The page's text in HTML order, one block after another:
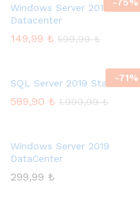
-75%
Windows Server 2012
Datacenter
149,99 ₺ 599,99₺
-71%
SQL Server 2019 Standard
589,90 ₺ 1.999,99₺
Windows Server 2019
DataCenter
299,99 ₺